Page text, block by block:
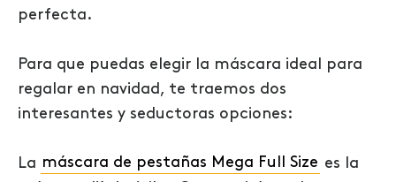
perfecta.
Para que puedas elegir la máscara ideal para
regalar en navidad, te traemos dos
interesantes y seductoras opciones:
La máscara de pestañas Mega Full Size es la